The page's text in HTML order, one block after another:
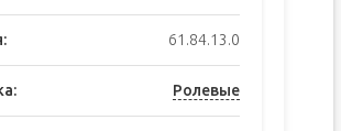
61.84.13.0
Ролевые